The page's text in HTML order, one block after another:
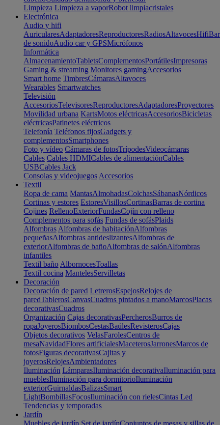
Limpieza Limpieza a vaporRobot limpiacristales
Electrónica
Audio y hifi
AuricularesAdaptadoresReproductoresRadiosAltavocesHifi
de sonidoAudio car y GPSMicrófonos
Informática
AlmacenamientoTabletsComplementosPortátilesImpresoras
Gaming & streaming Monitores gamingAccesorios
Smart home TimbresCámarasAltavoces
Wearables Smartwatches
Televisión
AccesoriosTelevisoresReproductoresAdaptadoresProyectores
Movilidad urbana KartsMotos eléctricasAccesoriosBicicletas
eléctricasPatinetes eléctricos
Telefonía Teléfonos fijosGadgets y
complementosSmartphones
Foto y vídeo Cámaras de fotosTrípodesVideocámaras
Cables Cables HDMICables de alimentaciónCables
USBCables Jack
Consolas y videojuegos Accesorios
Textil
Ropa de cama MantasAlmohadasColchasSábanasNórdicos
Cortinas y estores EstoresVisillosCortinasBarras de cortina
Cojines RellenoExteriorFundasCojín con relleno
Complementos para sofás Fundas de sofásPlaids
Alfombras Alfombras de habitaciónAlfombras
pequeñasAlfombras antideslizantesAlfombras de
exteriorAlfombras de bañoAlfombras de salónAlfombras
infantiles
Textil baño AlbornocesToallas
Textil cocina MantelesServilletas
Decoración
Decoración de pared LetrerosEspejosRelojes de
paredTablerosCanvasCuadros pintados a manoMarcosPlacas
decorativasCuadros
Organización Cajas decorativasPercherosBurros de
ropaJoyerosBiombosCestasBaúlesRevisterosCajas
Objetos decorativos VelasFarolesCentros de
mesaNavidadFlores artificialesMaceterosJarronesMarcos de
fotosFiguras decorativasCajitas y
joyerosRelojesAmbientadores
Iluminación LámparasIluminación decorativaIluminación para
mueblesIluminación para dormitorioIluminación
exteriorGuirnaldasBalizasSmart
LightBombillasFocosIluminación con rielesCintas Led
Tendencias y temporadas
Jardín
Muebles de jardín Set de jardínConjuntos de mesas y sillas de